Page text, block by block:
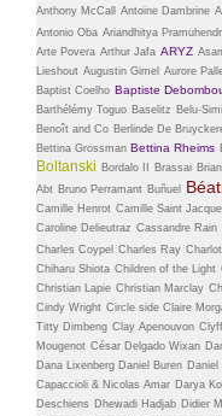
Anthony McCall Antoine Dambrine
Antonio Oba Ariandhitya
Arte Povera Arthur Jafa ARYZ
Lieshout Augustin Gimel Aurore
Baptist Coelho Baptiste
Barthélémy Toguo Baselitz Belu-
Benoît and Co Berlinde De
Bettina Grossman Bettina Rheims
Boltanski Bordalo II Brassai
Abt Bruno Perramant Buñuel
Camille Henrot Camille Saint
Caroline Delieutraz Cassandre Rain
Charles Coypel Charles Ray
Chiharu Shiota Children of the Light
Christian Lapie Christian Marclay
Cindy Wright Circle side Claire
Titty Dimbeng Clay Apenouvon
Mougenot César Delgado Wixan
Dana Lixenberg Daniel Buren Daniel
Capaccioli & Nicolas Amar Darya
Deschiens Dhewadi Hadjab Didier